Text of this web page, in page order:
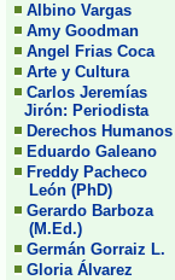
Albino Vargas
Amy Goodman
Angel Frias Coca
Arte y Cultura
Carlos Jeremías
Jirón: Periodista
Derechos Humanos
Eduardo Galeano
Freddy Pacheco
León (PhD)
Gerardo Barboza
(M.Ed.)
Germán Gorraiz L.
Gloria Álvarez